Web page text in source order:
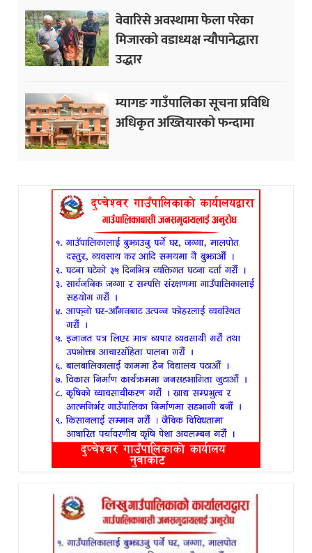
वेवारिसे अवस्थामा फेला परेका
मिजारको वडाध्यक्ष न्यौपानेद्धारा
उद्धार
म्यागङ गाउँपालिका सूचना प्रविधि
अधिकृत अख्तियारको फन्दामा